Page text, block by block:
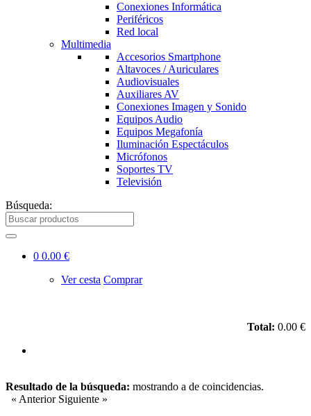
Conexiones Informática
Periféricos
Red local
Multimedia
Accesorios Smartphone
Altavoces / Auriculares
Audiovisuales
Auxiliares AV
Conexiones Imagen y Sonido
Equipos Audio
Equipos Megafonía
Iluminación Espectáculos
Micrófonos
Soportes TV
Televisión
Búsqueda:
0 0.00 €
Ver cesta Comprar
Total: 0.00 €
Resultado de la búsqueda: mostrando a de coincidencias.
« Anterior Siguiente »